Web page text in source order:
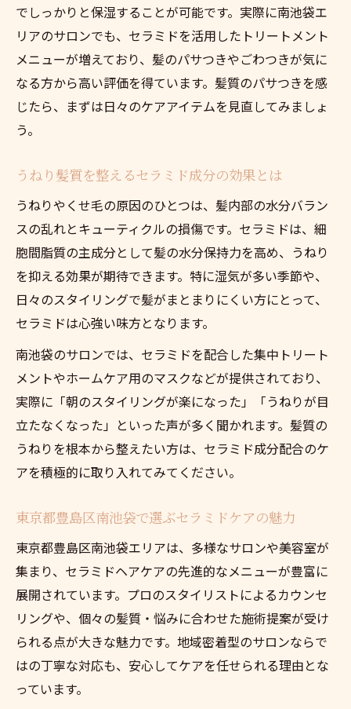
でしっかりと保湿することが可能です。実際に南池袋エ
リアのサロンでも、セラミドを活用したトリートメント
メニューが増えており、髪のパサつきやごわつきが気に
なる方から高い評価を得ています。髪質のパサつきを感
じたら、まずは日々のケアアイテムを見直してみましょ
う。
うねり髪質を整えるセラミド成分の効果とは
うねりやくせ毛の原因のひとつは、髪内部の水分バラン
スの乱れとキューティクルの損傷です。セラミドは、細
胞間脂質の主成分として髪の水分保持力を高め、うねり
を抑える効果が期待できます。特に湿気が多い季節や、
日々のスタイリングで髪がまとまりにくい方にとって、
セラミドは心強い味方となります。
南池袋のサロンでは、セラミドを配合した集中トリート
メントやホームケア用のマスクなどが提供されており、
実際に「朝のスタイリングが楽になった」「うねりが目
立たなくなった」といった声が多く聞かれます。髪質の
うねりを根本から整えたい方は、セラミド成分配合のケ
アを積極的に取り入れてみてください。
東京都豊島区南池袋で選ぶセラミドケアの魅力
東京都豊島区南池袋エリアは、多様なサロンや美容室が
集まり、セラミドヘアケアの先進的なメニューが豊富に
展開されています。プロのスタイリストによるカウンセ
リングや、個々の髪質・悩みに合わせた施術提案が受け
られる点が大きな魅力です。地域密着型のサロンならで
はの丁寧な対応も、安心してケアを任せられる理由とな
っています。